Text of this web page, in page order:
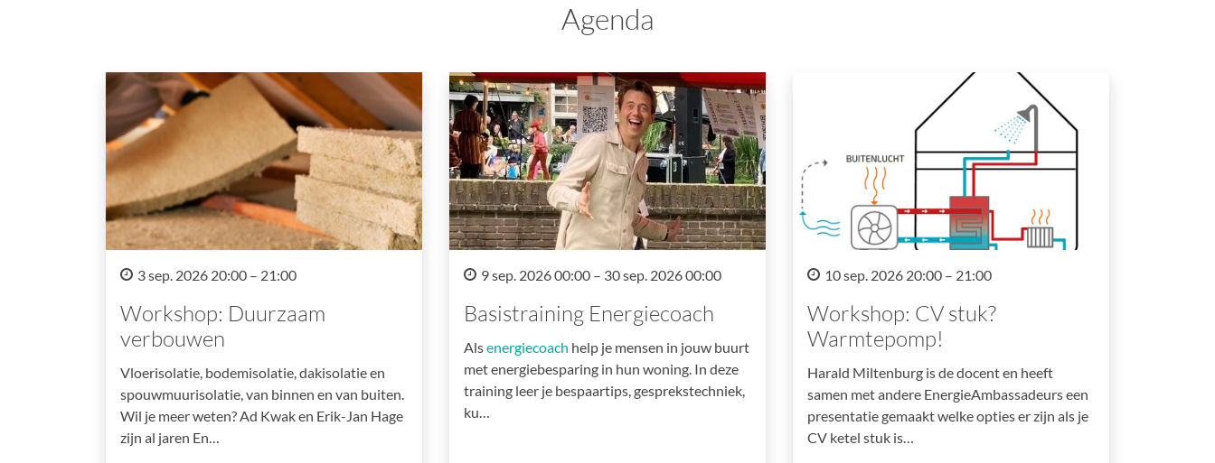
Agenda
3 sep. 2026 20:00 – 21:00
Workshop: Duurzaam
verbouwen
Vloerisolatie, bodemisolatie, dakisolatie en
spouwmuurisolatie, van binnen en van buiten.
Wil je meer weten? Ad Kwak en Erik-Jan Hage
zijn al jaren En…
9 sep. 2026 00:00 – 30 sep. 2026 00:00
Basistraining Energiecoach
Alsenergiecoach help je mensen in jouw buurt
met energiebesparing in hun woning. In deze
training leer je bespaartips, gesprekstechniek,
ku…
10 sep. 2026 20:00 – 21:00
Workshop: CV stuk?
Warmtepomp!
Harald Miltenburg is de docent en heeft
samen met andere EnergieAmbassadeurs een
presentatie gemaakt welke opties er zijn als je
CV ketel stuk is…